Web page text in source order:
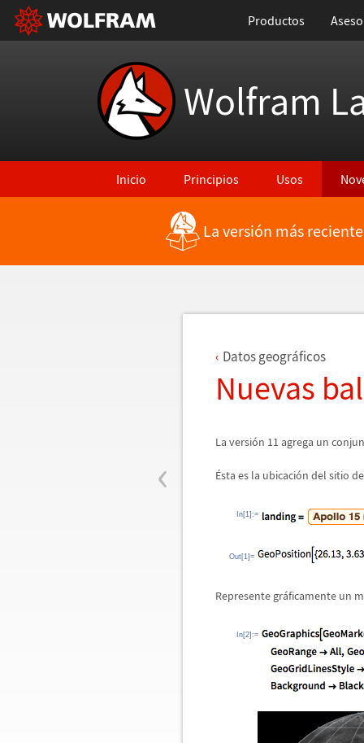
Productos
Wolfram
Inicio Principios Usos
Regresar a Características más recientes
La versión más
‹
Datos geográficos
Nuevas
La versión 11 agrega un
Ésta es la ubicación del sitio
In[1]:=
Out[1]=
Represente gráficamente un
In[2]:=